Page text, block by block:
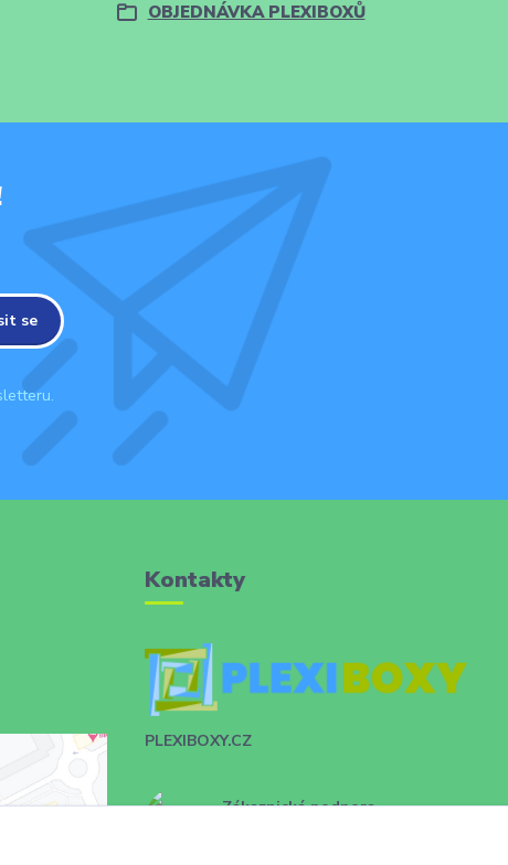
OBJEDNÁVKA PLEXIBOXŮ
se
Kontakty
PLEXIBOXY.CZ
Zákaznická podpora